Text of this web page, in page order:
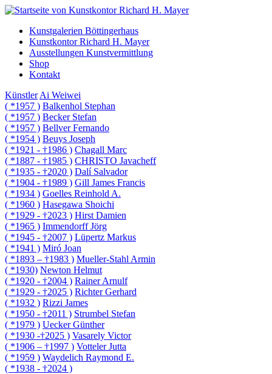
Kunstgalerien Böttingerhaus
Kunstkontor Richard H. Mayer
Ausstellungen Kunstvermittlung
Shop
Kontakt
Künstler Ai Weiwei
( *1957 ) Balkenhol Stephan
( *1957 ) Becker Stefan
( *1957 ) Bellver Fernando
( *1954 ) Beuys Joseph
( *1921 - †1986 ) Chagall Marc
( *1887 - †1985 ) CHRISTO Javacheff
( *1935 - †2020 ) Dalí Salvador
( *1904 - †1989 ) Gill James Francis
( *1934 ) Goelles Reinhold A.
( *1960 ) Hasegawa Shoichi
( *1929 - †2023 ) Hirst Damien
( *1965 ) Immendorff Jörg
( *1945 - †2007 ) Lüpertz Markus
( *1941 ) Miró Joan
( *1893 – †1983 ) Mueller-Stahl Armin
( *1930) Newton Helmut
( *1920 - †2004 ) Rainer Arnulf
( *1929 - †2025 ) Richter Gerhard
( *1932 ) Rizzi James
( *1950 - †2011 ) Strumbel Stefan
( *1979 ) Uecker Günther
( *1930 -†2025 ) Vasarely Victor
( *1906 – †1997 ) Votteler Jutta
( *1959 ) Waydelich Raymond E.
( *1938 - †2024 )